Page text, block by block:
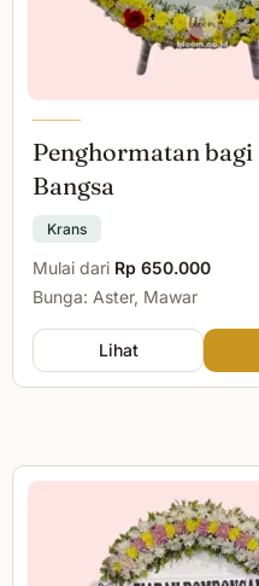
Penghormatan
Bangsa
Krans
Mulai dari Rp 650.000
Bunga: Aster, Mawar
Lihat